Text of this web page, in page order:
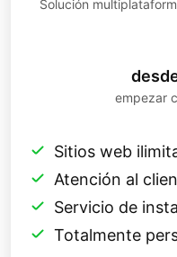
Solución
empezar
Sitios web
Atención al
Servicio de
Totalmente